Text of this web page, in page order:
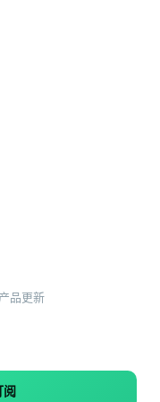
品更新
阅